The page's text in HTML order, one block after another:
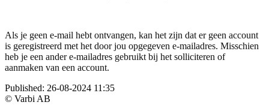
Als je geen e-mail hebt ontvangen, kan het zijn dat er geen account
is geregistreerd met het door jou opgegeven e-mailadres. Misschien
heb je een ander e-mailadres gebruikt bij het solliciteren of
aanmaken van een account.
Published: 26-08-2024 11:35
© Varbi AB